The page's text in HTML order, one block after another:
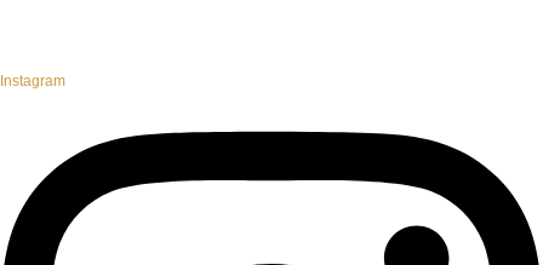
Instagram